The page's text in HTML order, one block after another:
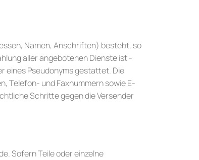
Namen, Anschriften) besteht, so
aller angebotenen Dienste ist -
eines Pseudonyms gestattet. Die
Telefon- und Faxnummern sowie E-
Schritte gegen die Versender
Sofern Teile oder einzelne